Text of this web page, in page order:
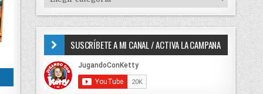
o
r
:
I
P
D
E
C
SUSCRÍBETE A MI CANAL / ACTIVA LA CAMPANA